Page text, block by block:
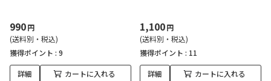
990円
(送料別・税込)
獲得ポイント : 9
詳細 カートに入れる
1,100円
(送料別・税込)
獲得ポイント : 11
詳細 カートに入れる